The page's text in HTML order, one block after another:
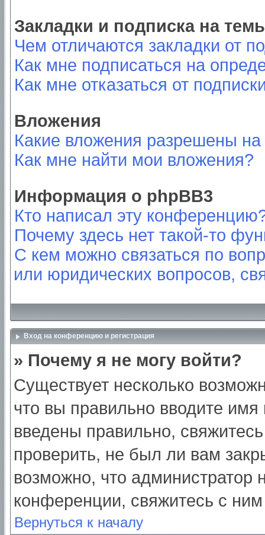
Закладки и подписка на
Чем отличаются закладки от
Как мне подписаться на
Как мне отказаться от
Вложения
Какие вложения разрешены
Как мне найти мои вложения?
Информация о phpBB3
Кто написал эту
Почему здесь нет такой-то
С кем можно связаться по
или юридических вопросов,
Вход на конференцию и регистрация
» Почему я не могу войти?
Существует несколько
что вы правильно вводите
введены правильно,
проверить, не был ли вам
возможно, что администратор
конференции, свяжитесь с
Вернуться к началу